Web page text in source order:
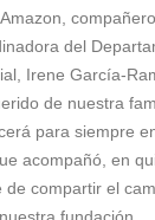
del
Irene García-
de nuestra
para siempre
acompañó, en
de compartir el
fundación.